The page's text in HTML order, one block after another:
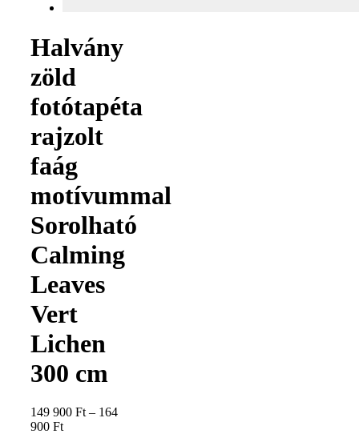
Halvány
zöld
fotótapéta
rajzolt
faág
motívummal
Sorolható
Calming
Leaves
Vert
Lichen
300 cm
149 900 Ft – 164
900 Ft